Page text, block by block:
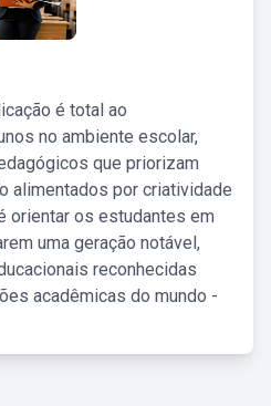
é total ao
no ambiente escolar,
que priorizam
alimentados por criatividade
orientar os estudantes em
uma geração notável,
reconhecidas
acadêmicas do mundo -